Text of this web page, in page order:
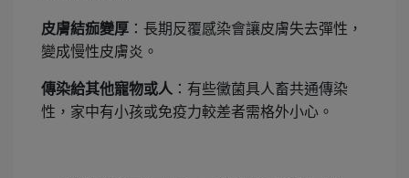
皮膚結痂變厚 ：長期反覆感染會讓皮膚失去彈性，
變成慢性皮膚炎。
傳染給其他寵物或人 ：有些黴菌具人畜共通傳染
性，家中有小孩或免疫力較差者需格外小心。